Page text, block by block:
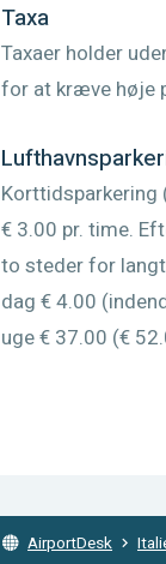
Taxa
Taxaer holder
for at kræve høje
€ 3.00 pr. time.
to steder for
dag € 4.00
uge € 37.00 (€
AirportDesk